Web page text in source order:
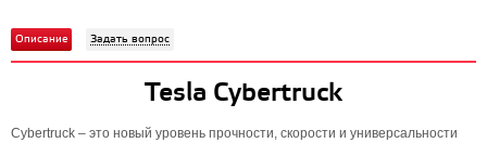
Описание Задать вопрос
Tesla Cybertruck
Cybertruck – это новый уровень прочности, скорости и универсальности